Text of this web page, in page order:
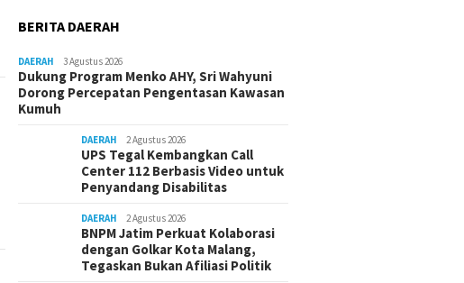
BERITA DAERAH
DAERAH 3 Agustus 2026
Dukung Program Menko AHY, Sri Wahyuni
Dorong Percepatan Pengentasan Kawasan
Kumuh
DAERAH 2 Agustus 2026
UPS Tegal Kembangkan Call
Center 112 Berbasis Video untuk
Penyandang Disabilitas
DAERAH 2 Agustus 2026
BNPM Jatim Perkuat Kolaborasi
dengan Golkar Kota Malang,
Tegaskan Bukan Afiliasi Politik